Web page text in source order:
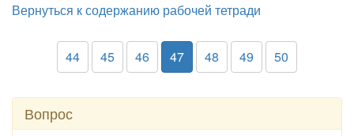
Вернуться к содержанию рабочей тетради
44 45 46 47 48 49 50
Вопрос